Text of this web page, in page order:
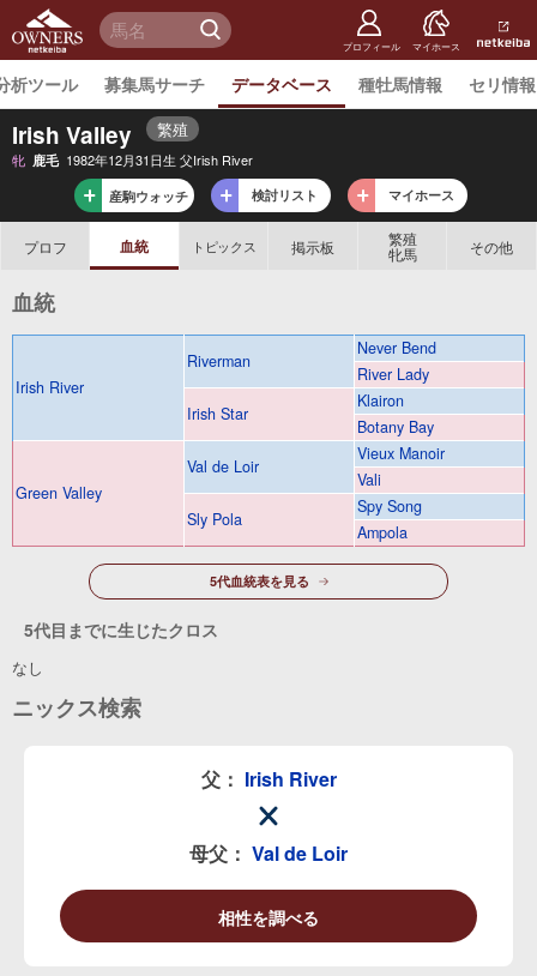
netkeiba
オーナー
ズ プロフィール マイホース
析ツール 募集馬サーチ データベース 種牡馬情報 セリ情報
Irish Valley 繁殖
牝 鹿毛 1982年12月31日生 父Irish River
産駒ウォッチ 検討リスト マイホース
プロフ 血統 トピックス 掲示板 繁殖
牝馬 その他
血統
Irish River
Riverman
Never Bend
River Lady
Irish Star
Klairon
Botany Bay
Green Valley
Val de Loir
Vieux Manoir
Vali
Sly Pola
Spy Song
Ampola
5代血統表を見る
5代目までに生じたクロス
なし
ニックス検索
父： Irish River
母父： Val de Loir
相性を調べる